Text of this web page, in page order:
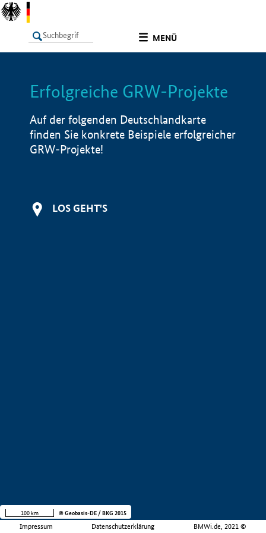
MENÜ
LISTE Info
Erfolgreiche GRW-Projekte
Auf der folgenden Deutschlandkarte
finden Sie konkrete Beispiele erfolgreicher
GRW-Projekte!
LOS GEHT'S
Impressum Datenschutzerklärung BMWi.de, 2021 ©
100 km © Geobasis-DE / BKG 2015